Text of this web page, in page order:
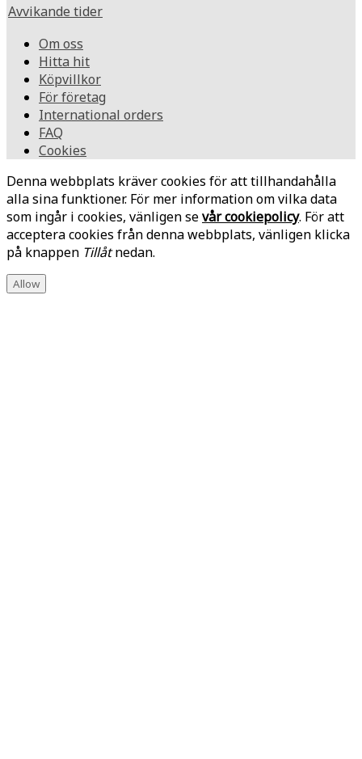
Avvikande tider
Om oss
Hitta hit
Köpvillkor
För företag
International orders
FAQ
Cookies
Denna webbplats kräver cookies för att tillhandahålla
alla sina funktioner. För mer information om vilka data
som ingår i cookies, vänligen sevår cookiepolicy. För att
acceptera cookies från denna webbplats, vänligen klicka
på knappen Tillåtnedan.
Allow